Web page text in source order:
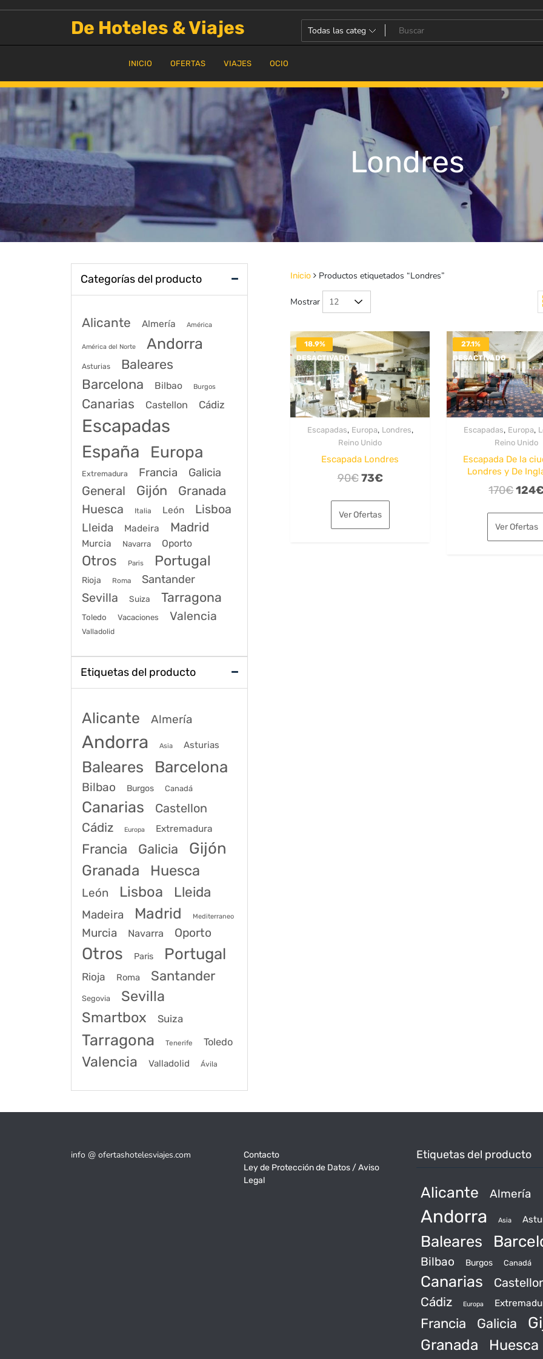
De Hoteles & Viajes
INICIO OFERTAS VIAJES OCIO
Londres
Inicio Productos etiquetados “Londres”
Mostrar
18.9%
DESACTIVADO
Escapadas, Europa, Londres,
Reino Unido
Escapada Londres
90€ El
original
era:
73€El
es:
Ver Ofertas
27.1%
DESACTIVADO
Escapadas, Europa,
Reino Unido
Escapada De la
Londres y De
170€El
era:
124
Ver Ofertas
Categorías del producto
Alicante Almería América
América del Norte Andorra
Asturias Baleares
Barcelona Bilbao Burgos
Canarias Castellon Cádiz
Escapadas
España Europa
Extremadura Francia Galicia
General Gijón
Granada
Huesca
Italia León Lisboa
Lleida Madeira Madrid
Murcia Navarra Oporto
Otros Paris Portugal
Rioja Roma Santander
Sevilla Suiza Tarragona
Toledo Vacaciones Valencia
Valladolid
Etiquetas del producto
Alicante Almería
Andorra Asia Asturias
Baleares Barcelona
Bilbao Burgos Canadá
Canarias
Castellon
Cádiz
Europa Extremadura
Francia Galicia Gijón
Granada Huesca
León Lisboa Lleida
Madeira Madrid Mediterraneo
Murcia Navarra Oporto
Otros Paris Portugal
Rioja Roma Santander
Segovia
Sevilla
Smartbox
Suiza
Tarragona Tenerife Toledo
Valencia Valladolid Ávila
info @ ofertashotelesviajes.com
Contacto
Ley de Protección de Datos / Aviso
Legal
Etiquetas del producto
Alicante Almería
Andorra Asia
Baleares
Bilbao Burgos Canadá
Canarias
Cádiz
Europa
Francia Galicia
Granada
Huesca